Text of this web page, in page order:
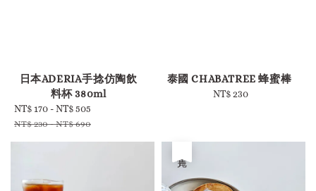
日本ADERIA手捻仿陶飲
料杯 380ml
Sale
price
NT$ 170 -NT$ 505
NT$ 230-NT$ 690
泰國 CHABATREE 蜂蜜棒
Regular
NT$ 230